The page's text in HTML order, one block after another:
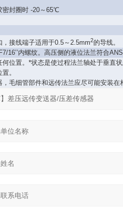
密封圈时 -20～65℃
，接线端子适用于0.5～2.5mm2的导线。
16’’内螺纹。高压侧的液位法兰符合
位置。*状态是使过程法兰轴处于垂直
。
毛细管部件和远传法兰应尽可能安装